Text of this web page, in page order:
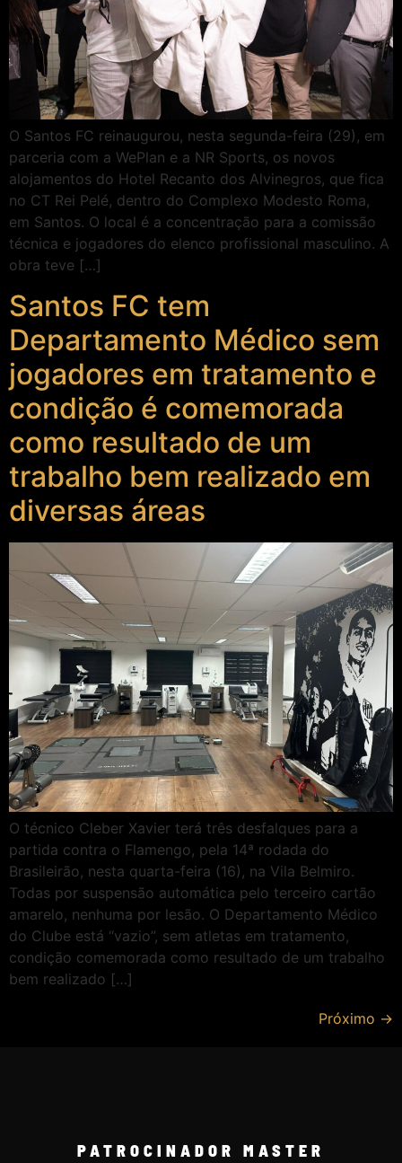
O Santos FC reinaugurou, nesta segunda-feira (29), em
parceria com a WePlan e a NR Sports, os novos
alojamentos do Hotel Recanto dos Alvinegros, que fica
no CT Rei Pelé, dentro do Complexo Modesto Roma,
em Santos. O local é a concentração para a comissão
técnica e jogadores do elenco profissional masculino. A
obra teve […]
Santos FC tem
Departamento Médico sem
jogadores em tratamento e
condição é comemorada
como resultado de um
trabalho bem realizado em
diversas áreas
O técnico Cleber Xavier terá três desfalques para a
partida contra o Flamengo, pela 14ª rodada do
Brasileirão, nesta quarta-feira (16), na Vila Belmiro.
Todas por suspensão automática pelo terceiro cartão
amarelo, nenhuma por lesão. O Departamento Médico
do Clube está “vazio”, sem atletas em tratamento,
condição comemorada como resultado de um trabalho
bem realizado […]
Próximo →
PATROCINADOR MASTER